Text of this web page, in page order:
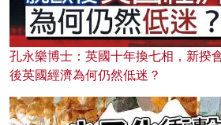
孔永樂博士：英國十年換七相，新揆
後英國經濟為何仍然低迷？